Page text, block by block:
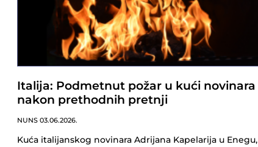
Italija: Podmetnut požar u kući novinara
nakon prethodnih pretnji
NUNS 03.06.2026.
Kuća italijanskog novinara Adrijana Kapelarija u Enegu,